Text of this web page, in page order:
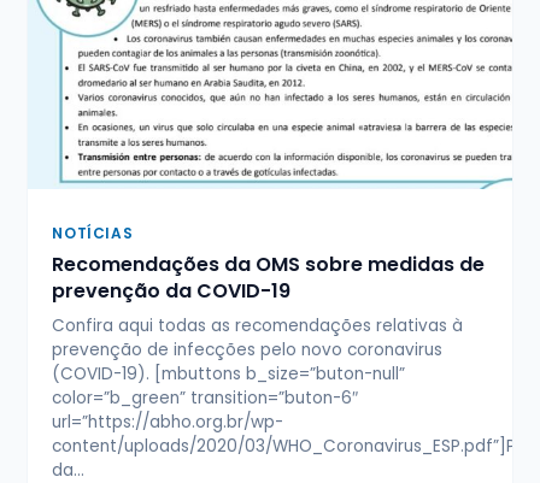
NOTÍCIAS
Recomendações da OMS sobre medidas de
prevenção da COVID-19
Confira aqui todas as recomendações relativas à
prevenção de infecções pelo novo coronavirus
(COVID-19). [mbuttons b_size=”buton-null”
color=”b_green” transition=”buton-6″
url=”https://abho.org.br/wp-
content/uploads/2020/03/
da…